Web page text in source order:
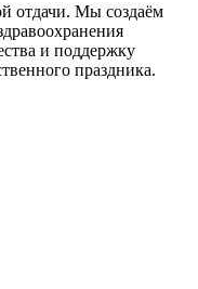
отдачи. Мы создаём
и поддержку
праздника.